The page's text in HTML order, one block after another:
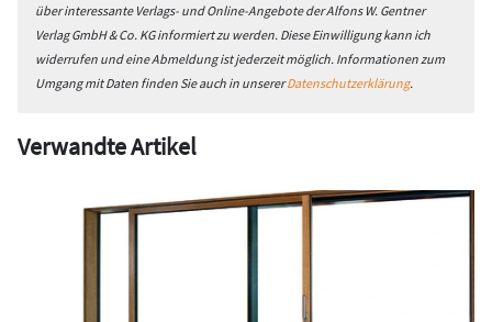
über interessante Verlags- und Online-Angebote der Alfons W. Gentner
Verlag GmbH & Co. KG informiert zu werden. Diese Einwilligung kann ich
widerrufen und eine Abmeldung ist jederzeit möglich. Informationen zum
Umgang mit Daten finden Sie auch in unsererDatenschutzerklärung.
Verwandte Artikel